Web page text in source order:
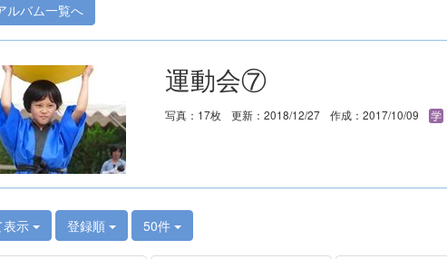
ルバム一覧へ
運動会⑦
写真：17枚 更新：2018/12/27 作成：2017/10/09
表示 登録順 50件